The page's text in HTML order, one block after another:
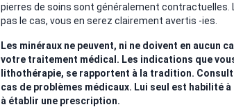
pierres de soins sont généralement contractuelles.
pas le cas, vous en serez clairement avertis -ies.
Les minéraux ne peuvent, ni ne doivent en aucun
votre traitement médical. Les indications que
lithothérapie, se rapportent à la tradition.
cas de problèmes médicaux. Lui seul est habilité
à établir une prescription.